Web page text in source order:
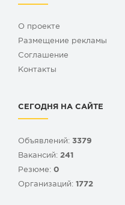
О проекте
Размещение рекламы
Cоглашение
Контакты
СЕГОДНЯ НА САЙТЕ
Объявлений: 3379
Вакансий: 241
Резюме: 0
Организаций: 1772